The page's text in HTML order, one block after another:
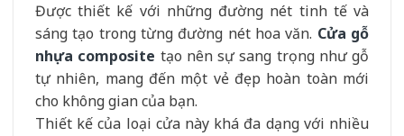
Được thiết kế với những đường nét tinh tế và
sáng tạo trong từng đường nét hoa văn. Cửa gỗ
nhựa composite tạo nên sự sang trọng như gỗ
tự nhiên, mang đến một vẻ đẹp hoàn toàn mới
cho không gian của bạn.
Thiết kế của loại cửa này khá đa dạng với nhiều